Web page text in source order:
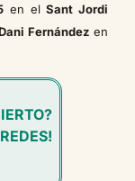
en elSant Jordi
Fernández en